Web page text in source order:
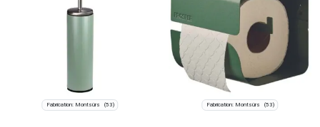
Fabrication: Montsûrs (53) Fabrication: Montsûrs (53)